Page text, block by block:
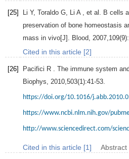
[25] Li Y, Toraldo G Li A , et al. B cells
preservation of bone homeostasis
mass in vivo[J]. Blood 2007 109
Cited in this article [2]
[26] Pacifici R . The immune system
Biophys
2010 503(1):41-53.
https://doi.org/10.1016/
https://www.ncbi.nlm.nih.gov/
http://www.sciencedirect.com/
Cited in this article [1] Abstract